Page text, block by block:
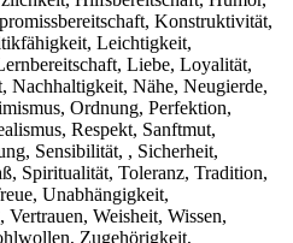
Konstruktivität,
Leichtigkeit,
Liebe, Loyalität,
Nachhaltigkeit, Nähe, Neugierde,
Ordnung, Perfektion,
Respekt, Sanftmut,
Sensibilität, , Sicherheit,
Spiritualität, Toleranz, Tradition,
Unabhängigkeit,
Vertrauen, Weisheit, Wissen,
Zugehörigkeit,